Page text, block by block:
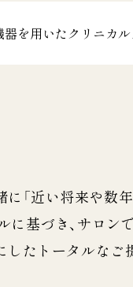
器を用いたクリニカ
「近い将来や数
に基づき、サロ
したトータルなご